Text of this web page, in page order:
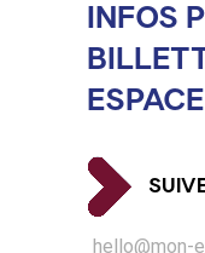
INFOS